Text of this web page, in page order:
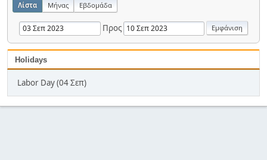
Λίστα Μήνας Εβδομάδα
Προς
Holidays
Labor Day (04 Σεπ)